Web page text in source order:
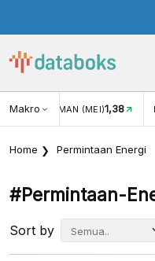
MakroWISMAN (MEI)1,38
Home Permintaan Energi
#permintaan-
Sort by